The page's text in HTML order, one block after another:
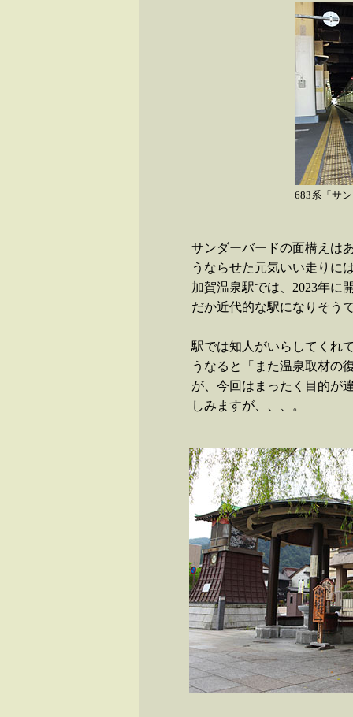
683系「サ
サンダーバードの面構えは
うならせた元気いい走りに
加賀温泉駅では、2023年に
だか近代的な駅になりそう
駅では知人がいらしてくれ
うなると「また温泉取材の
が、今回はまったく目的が
しみますが、、、。